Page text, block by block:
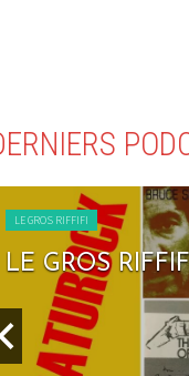
LE GROS RIFFIFI
LE GROS